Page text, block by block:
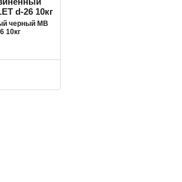
черный MB
10кг